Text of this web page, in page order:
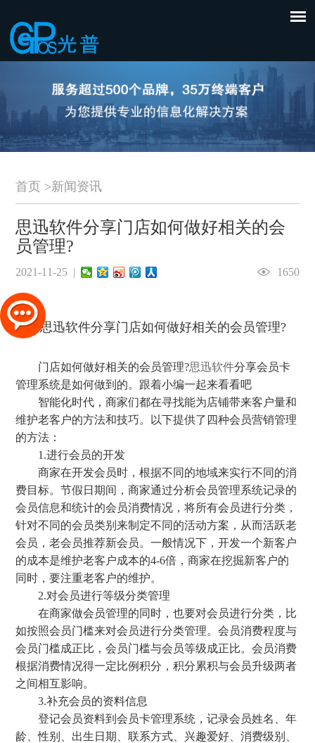
首页 >新闻资讯
思迅软件分享门店如何做好相关的会
员管理?
2021-11-25 | 1650
门店如何做好相关的会员管理?思迅软件分享会员卡
管理系统是如何做到的。跟着小编一起来看看吧
智能化时代，商家们都在寻找能为店铺带来客户量和
维护老客户的方法和技巧。以下提供了四种会员营销管理
的方法：
1.进行会员的开发
商家在开发会员时，根据不同的地域来实行不同的消
费目标。节假日期间，商家通过分析会员管理系统记录的
会员信息和统计的会员消费情况，将所有会员进行分类，
针对不同的会员类别来制定不同的活动方案，从而活跃老
会员，老会员推荐新会员。一般情况下，开发一个新客户
的成本是维护老客户成本的4-6倍，商家在挖掘新客户的
同时，要注重老客户的维护。
2.对会员进行等级分类管理
在商家做会员管理的同时，也要对会员进行分类，比
如按照会员门槛来对会员进行分类管理。会员消费程度与
会员门槛成正比，会员门槛与会员等级成正比。会员消费
根据消费情况得一定比例积分，积分累积与会员升级两者
之间相互影响。
3.补充会员的资料信息
登记会员资料到会员卡管理系统，记录会员姓名、年
龄、性别、出生日期、联系方式、兴趣爱好、消费级别、